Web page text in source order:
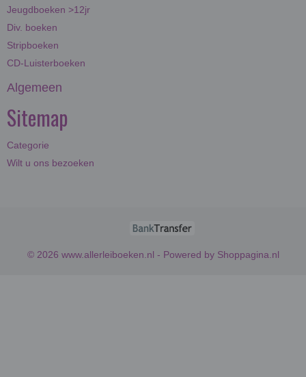
Jeugdboeken >12jr
Div. boeken
Stripboeken
CD-Luisterboeken
Algemeen
Sitemap
Categorie
Wilt u ons bezoeken
© 2026 www.allerleiboeken.nl - Powered by Shoppagina.nl